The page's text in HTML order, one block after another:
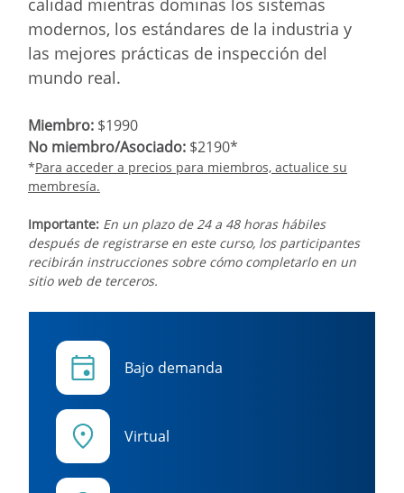
modernos, los estándares de la industria y
las mejores prácticas de inspección del
mundo real.
Miembro: $1990
No miembro/Asociado: $2190*
*Para acceder a precios para miembros, actualice su
membresía.
Importante: En un plazo de 24 a 48 horas hábiles
después de registrarse en este curso, los participantes
recibirán instrucciones sobre cómo completarlo en un
sitio web de terceros.
Bajo demanda
Virtual